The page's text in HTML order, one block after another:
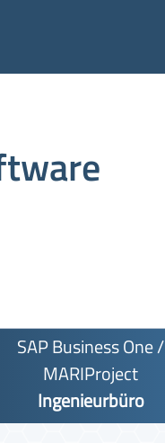
SAP Business One /
MARIProject
Ingenieurbüro